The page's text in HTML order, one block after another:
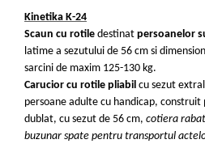
Kinetika K-24
Scaun cu rotile destinat persoanelor
latime a sezutului de 56 cm si
sarcini de maxim 125-130 kg.
Carucior cu rotile pliabil cu sezut
persoane adulte cu handicap, construit
dublat, cu sezut de 56 cm, cotiera
buzunar spate pentru transportul